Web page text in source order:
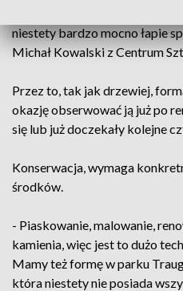
niestety bardzo mocno łapie
Michał Kowalski z Centrum
Przez to, tak jak drzewiej,
okazję obserwować ją już po
się lub już doczekały kolejne
Konserwacja, wymaga
środków.
- Piaskowanie, malowanie,
kamienia, więc jest to dużo
Mamy też formę w parku
która niestety nie posiada